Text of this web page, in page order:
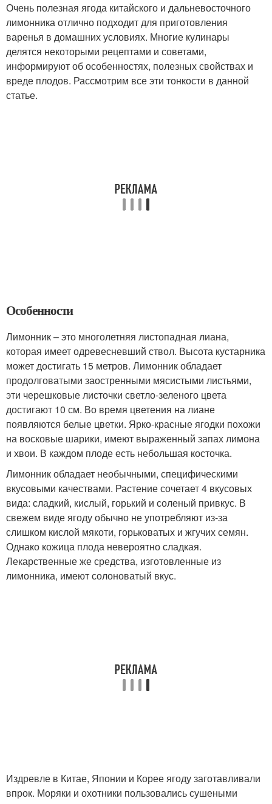
Очень полезная ягода китайского и дальневосточного
лимонника отлично подходит для приготовления
варенья в домашних условиях. Многие кулинары
делятся некоторыми рецептами и советами,
информируют об особенностях, полезных свойствах и
вреде плодов. Рассмотрим все эти тонкости в данной
статье.
Особенности
Лимонник – это многолетняя листопадная лиана,
которая имеет одревесневший ствол. Высота кустарника
может достигать 15 метров. Лимонник обладает
продолговатыми заостренными мясистыми листьями,
эти черешковые листочки светло-зеленого цвета
достигают 10 см. Во время цветения на лиане
появляются белые цветки. Ярко-красные ягодки похожи
на восковые шарики, имеют выраженный запах лимона
и хвои. В каждом плоде есть небольшая косточка.
Лимонник обладает необычными, специфическими
вкусовыми качествами. Растение сочетает 4 вкусовых
вида: сладкий, кислый, горький и соленый привкус. В
свежем виде ягоду обычно не употребляют из-за
слишком кислой мякоти, горьковатых и жгучих семян.
Однако кожица плода невероятно сладкая.
Лекарственные же средства, изготовленные из
лимонника, имеют солоноватый вкус.
Издревле в Китае, Японии и Корее ягоду заготавливали
впрок. Моряки и охотники пользовались сушеными